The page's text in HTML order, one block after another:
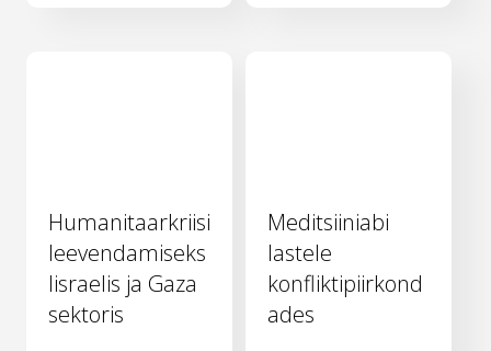
Humanitaarkriisi
leevendamiseks
Iisraelis ja Gaza
sektoris
Meditsiiniabi
lastele
konfliktipiirkond
ades